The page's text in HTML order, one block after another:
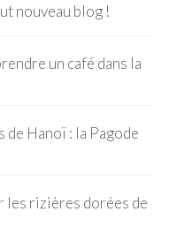
nouveau blog !
un café dans la
Hanoï : la Pagode
les rizières dorées de